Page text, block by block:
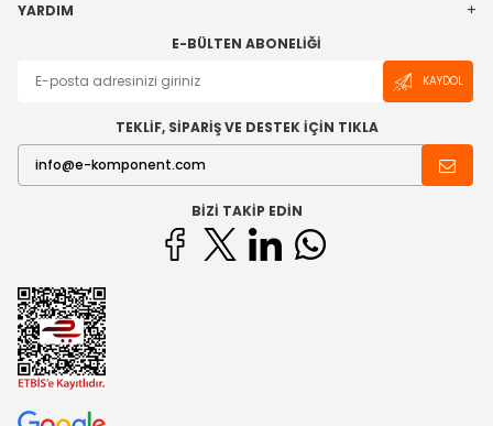
YARDIM
E-BÜLTEN ABONELIĞI
KAYDOL
TEKLİF, SİPARİŞ VE DESTEK İÇİN TIKLA
BIZI TAKIP EDIN